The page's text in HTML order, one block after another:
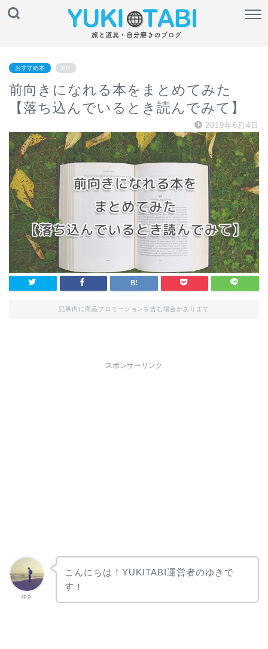
おすすめ本 PR
前向きになれる本をまとめてみた
【落ち込んでいるとき読んでみて】
2019年6月4日
記事内に商品プロモーションを含む場合があります
スポンサーリンク
ゆき
こんにちは！YUKITABI運営者のゆきで
す！